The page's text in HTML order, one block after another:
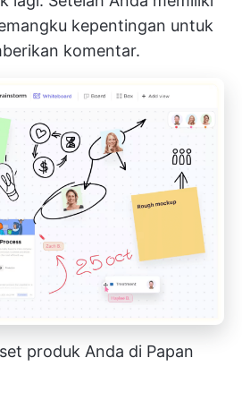
kepentingan untuk
komentar.
produk Anda di Papan